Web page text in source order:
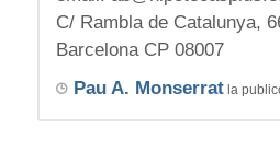
C/ Rambla de Catalunya,
Barcelona CP 08007
Pau A. Monserratla